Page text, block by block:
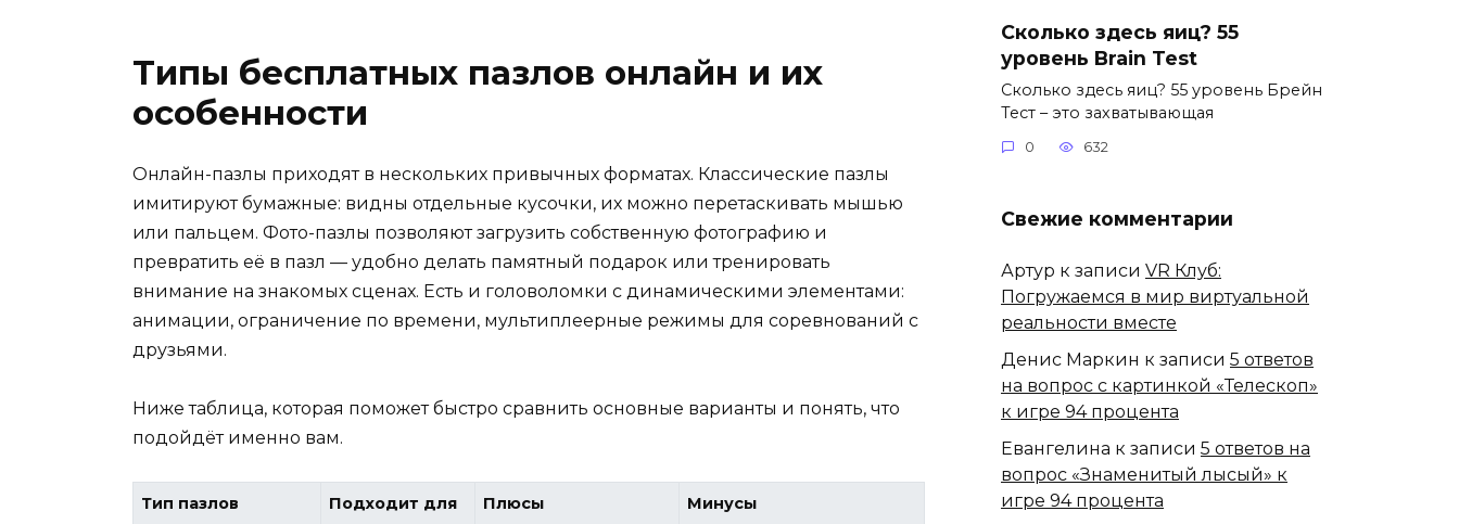
Типы бесплатных пазлов онлайн и их
особенности
Онлайн-пазлы приходят в нескольких привычных форматах. Классические пазлы
имитируют бумажные: видны отдельные кусочки, их можно перетаскивать мышью
или пальцем. Фото-пазлы позволяют загрузить собственную фотографию и
превратить её в пазл — удобно делать памятный подарок или тренировать
внимание на знакомых сценах. Есть и головоломки с динамическими элементами:
анимации, ограничение по времени, мультиплеерные режимы для соревнований с
друзьями.
Ниже таблица, которая поможет быстро сравнить основные варианты и понять, что
подойдёт именно вам.
Тип пазлов Подходит для Плюсы Минусы
Сколько здесь яиц? 55
уровень Brain Test
Сколько здесь яиц? 55 уровень Брейн
Тест – это захватывающая
0 632
Свежие комментарии
Артур к записи VR Клуб:
Погружаемся в мир виртуальной
реальности вместе
Денис Маркин к записи 5 ответов
на вопрос с картинкой «Телескоп»
к игре 94 процента
Евангелина к записи 5 ответов на
вопрос «Знаменитый лысый» к
игре 94 процента